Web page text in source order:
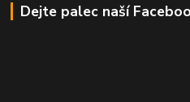
Dejte palec naší